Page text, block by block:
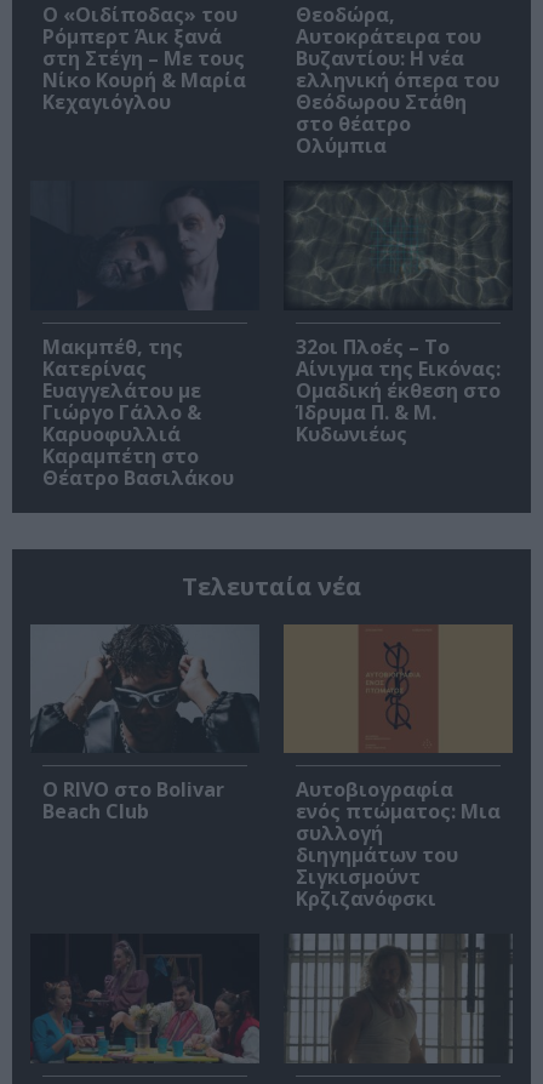
O «Οιδίποδας» του
Ρόμπερτ Άικ ξανά
στη Στέγη – Με τους
Νίκο Κουρή & Μαρία
Κεχαγιόγλου
Θεοδώρα,
Αυτοκράτειρα του
Βυζαντίου: Η νέα
ελληνική όπερα του
Θεόδωρου Στάθη
στο θέατρο
Ολύμπια
Μακμπέθ, της
Κατερίνας
Ευαγγελάτου με
Γιώργο Γάλλο &
Καρυοφυλλιά
Καραμπέτη στο
Θέατρο Βασιλάκου
32οι Πλοές – Το
Αίνιγμα της Εικόνας:
Ομαδική έκθεση στο
Ίδρυμα Π. & Μ.
Κυδωνιέως
Τελευταία νέα
Ο RIVO στο Bolivar
Beach Club
Αυτοβιογραφία
ενός πτώματος: Μια
συλλογή
διηγημάτων του
Σιγκισμούντ
Κρζιζανόφσκι